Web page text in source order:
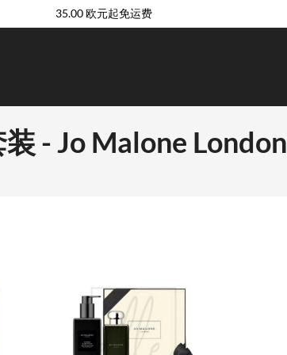
35.00 欧元起免运费
- Jo Malone London